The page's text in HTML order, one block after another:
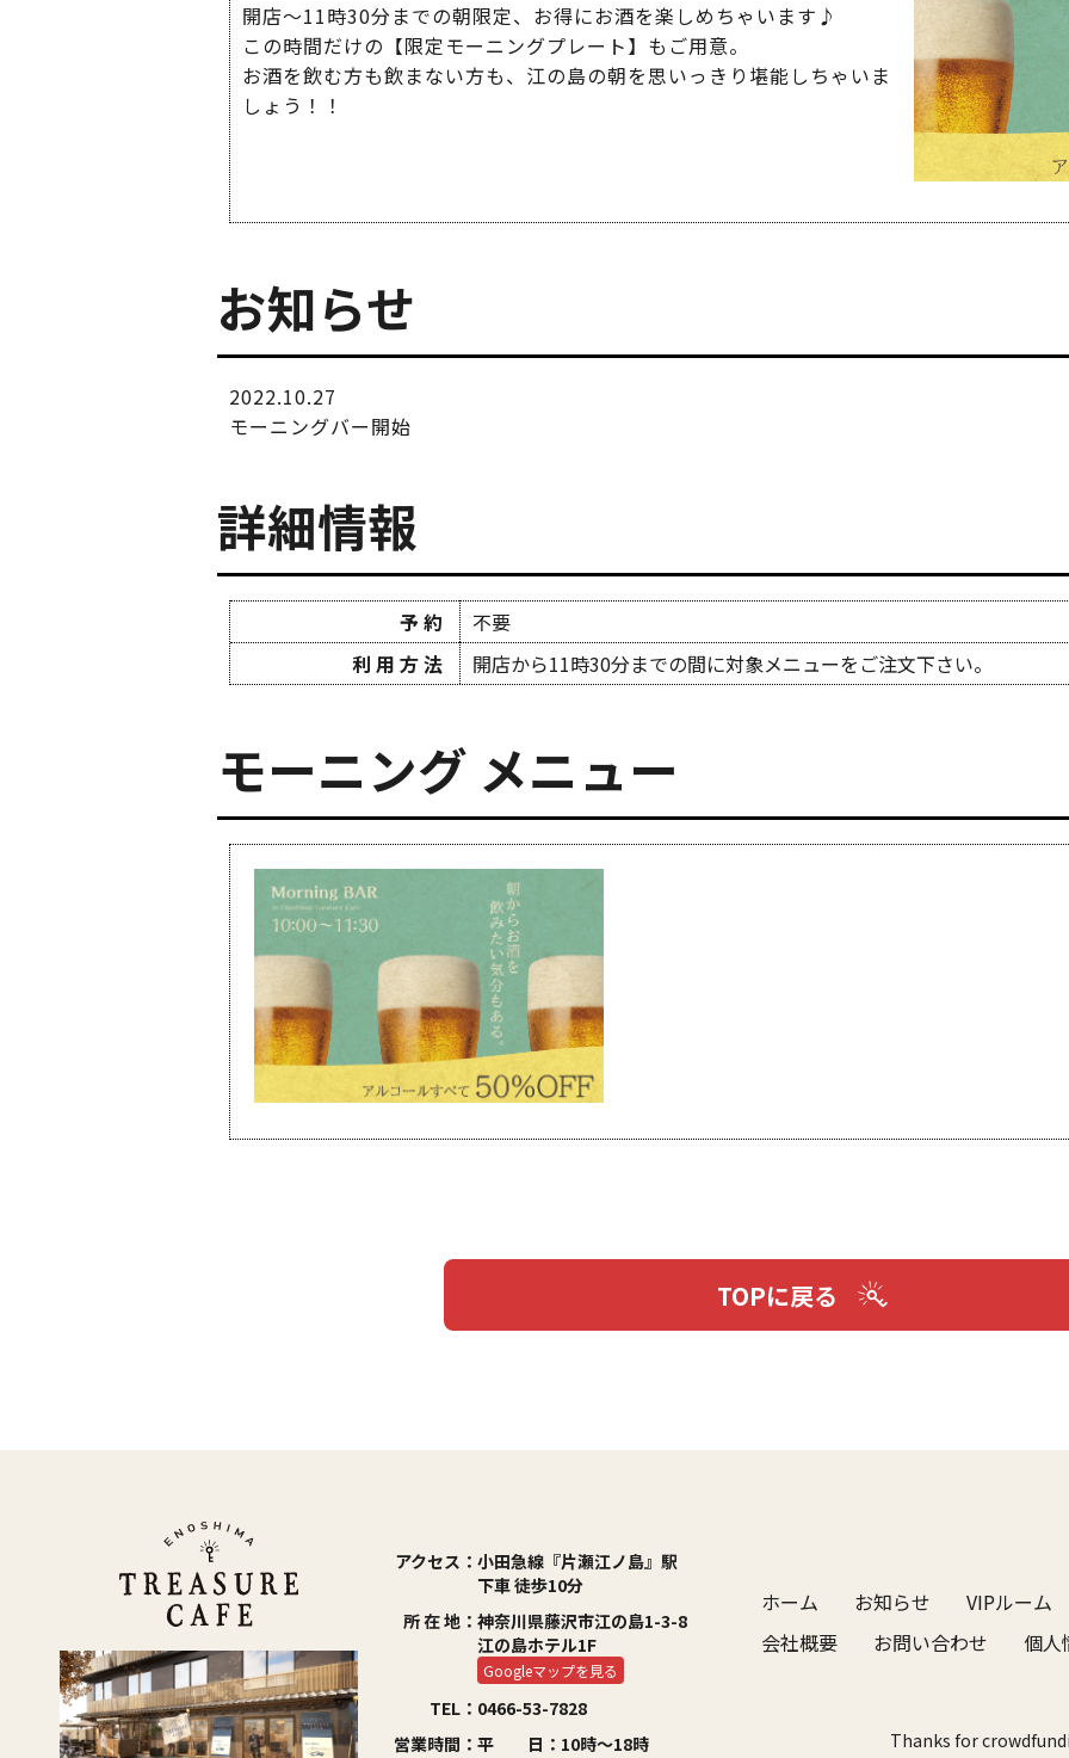
VIPルーム
Quest
Privacy Policy
開店～11時30分までの朝限定、お得にお酒を楽しめちゃいます♪
この時間だけの【限定モーニングプレート】もご用意。
お酒を飲む方も飲まない方も、江の島の朝を思いっきり堪能しちゃいま
しょう！！
お知らせ
2022.10.27
モーニングバー開始
詳細情報
予約
不要
利用方法
開店から11時30分までの間に対象メニューをご注文下さい。
モーニング メニュー
TOPに戻る
アクセス： 小田急線『片瀬江ノ島』駅
下車 徒歩10分
所 在 地： 神奈川県藤沢市江の島1-3-8
江の島ホテル1F
Googleマップを見る
TEL： 0466-53-7828
営業時間： 平 日：10時～18時
ホーム お知らせ VIPルーム
会社概要
お問い合わせ 個人
Thanks for